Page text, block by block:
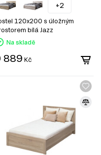
+2
120x200 s úložným
bílá Jazz
Na skladě
889 Kč